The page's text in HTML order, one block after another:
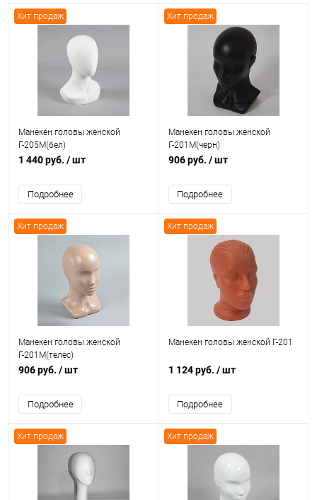
Хит продаж
Манекен головы женской
Г-205М(бел)
1 440 руб. / шт
Подробнее
Хит продаж
Манекен головы женской
Г-201М(черн)
906 руб. / шт
Подробнее
Хит продаж
Манекен головы женской
Г-201М(телес)
906 руб. / шт
Подробнее
Хит продаж
Манекен головы женской Г-201
1 124 руб. / шт
Подробнее
Хит продаж Хит продаж